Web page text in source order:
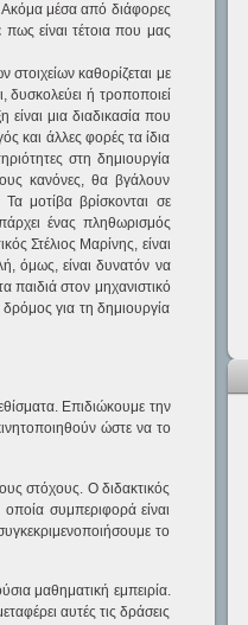
Ακόμα μέσα από διάφορες
είναι τέτοια που μας
καθορίζεται με
δυσκολεύει ή τροποποιεί
μια διαδικασία που
και άλλες φορές τα ίδια
στη δημιουργία
κανόνες, θα βγάλουν
Τα μοτίβα βρίσκονται σε
ένας πληθωρισμός
Στέλιος Μαρίνης, είναι
όμως, είναι δυνατόν να
παιδιά στον μηχανιστικό
δρόμος για τη δημιουργία
Επιδιώκουμε την
ώστε να το
στόχους. Ο διδακτικός
συμπεριφορά είναι
το
μαθηματική εμπειρία.
αυτές τις δράσεις